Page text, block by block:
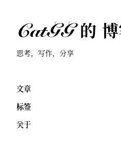
CatGG 的 博
思考，写作，分享
文章
标签
关于